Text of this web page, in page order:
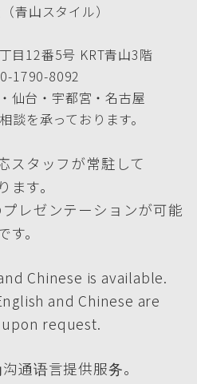
青山スタイル）
目12番5号 KRT青山3階
1790-8092
仙台・宇都宮・名古屋
談を承っております。
スタッフが常駐して
ます。
レゼンテーションが可能
す。
Chinese is available.
and Chinese are
request.
通语言提供服务。